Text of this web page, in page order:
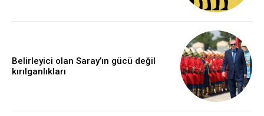
Belirleyici olan Saray’ın gücü değil
kırılganlıkları